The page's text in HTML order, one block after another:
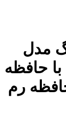
مدل
Galaxy S24 Ultra 5G با حافظه
| حافظه رم